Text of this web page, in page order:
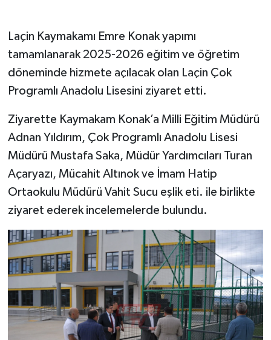
Laçin Kaymakamı Emre Konak yapımı
tamamlanarak 2025-2026 eğitim ve öğretim
döneminde hizmete açılacak olan Laçin Çok
Programlı Anadolu Lisesini ziyaret etti.
Ziyarette Kaymakam Konak’a Milli Eğitim Müdürü
Adnan Yıldırım, Çok Programlı Anadolu Lisesi
Müdürü Mustafa Saka, Müdür Yardımcıları Turan
Açaryazı, Mücahit Altınok ve İmam Hatip
Ortaokulu Müdürü Vahit Sucu eşlik eti. ile birlikte
ziyaret ederek incelemelerde bulundu.